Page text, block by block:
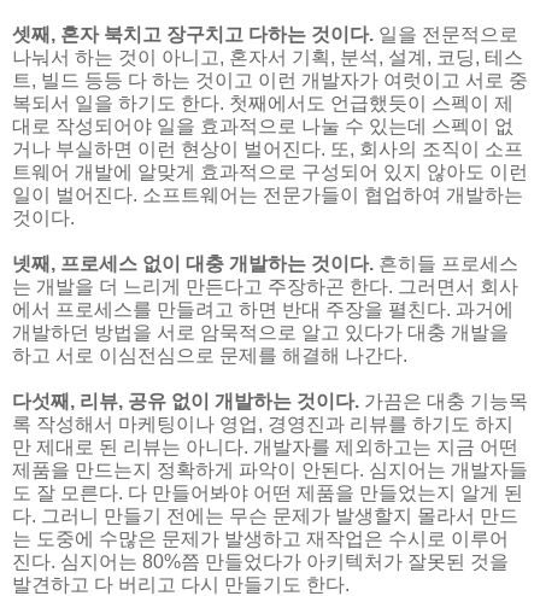
셋째, 혼자 북치고 장구치고 다하는 것이다. 일을 전문적으로
나눠서 하는 것이 아니고, 혼자서 기획, 분석, 설계, 코딩, 테스
트, 빌드 등등 다 하는 것이고 이런 개발자가 여럿이고 서로 중
복되서 일을 하기도 한다. 첫째에서도 언급했듯이 스펙이 제
대로 작성되어야 일을 효과적으로 나눌 수 있는데 스펙이 없
거나 부실하면 이런 현상이 벌어진다. 또, 회사의 조직이 소프
트웨어 개발에 알맞게 효과적으로 구성되어 있지 않아도 이런
일이 벌어진다. 소프트웨어는 전문가들이 협업하여 개발하는
것이다.
넷째, 프로세스 없이 대충 개발하는 것이다. 흔히들 프로세스
는 개발을 더 느리게 만든다고 주장하곤 한다. 그러면서 회사
에서 프로세스를 만들려고 하면 반대 주장을 펼친다. 과거에
개발하던 방법을 서로 암묵적으로 알고 있다가 대충 개발을
하고 서로 이심전심으로 문제를 해결해 나간다.
다섯째, 리뷰, 공유 없이 개발하는 것이다. 가끔은 대충 기능목
록 작성해서 마케팅이나 영업, 경영진과 리뷰를 하기도 하지
만 제대로 된 리뷰는 아니다. 개발자를 제외하고는 지금 어떤
제품을 만드는지 정확하게 파악이 안된다. 심지어는 개발자들
도 잘 모른다. 다 만들어봐야 어떤 제품을 만들었는지 알게 된
다. 그러니 만들기 전에는 무슨 문제가 발생할지 몰라서 만드
는 도중에 수많은 문제가 발생하고 재작업은 수시로 이루어
진다. 심지어는 80%쯤 만들었다가 아키텍처가 잘못된 것을
발견하고 다 버리고 다시 만들기도 한다.